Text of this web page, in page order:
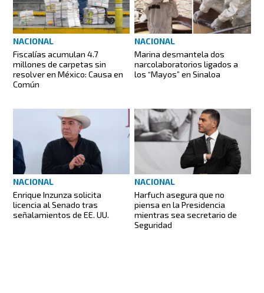
NACIONAL
Fiscalías acumulan 4.7
millones de carpetas sin
resolver en México: Causa en
Común
NACIONAL
Marina desmantela dos
narcolaboratorios ligados a
los “Mayos” en Sinaloa
NACIONAL
Enrique Inzunza solicita
licencia al Senado tras
señalamientos de EE. UU.
NACIONAL
Harfuch asegura que no
piensa en la Presidencia
mientras sea secretario de
Seguridad